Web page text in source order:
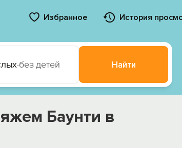
Избранное История
·без детей Найти
Баунти в